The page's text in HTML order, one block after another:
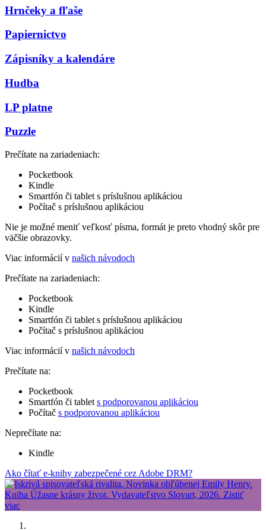
Hrnčeky a fľaše
Papiernictvo
Zápisníky a kalendáre
Hudba
LP platne
Puzzle
Prečítate na zariadeniach:
Pocketbook
Kindle
Smartfón či tablet s príslušnou aplikáciou
Počítač s príslušnou aplikáciou
Nie je možné meniť veľkosť písma, formát je preto vhodný skôr pre
väčšie obrazovky.
Viac informácií v našich návodoch
Prečítate na zariadeniach:
Pocketbook
Kindle
Smartfón či tablet s príslušnou aplikáciou
Počítač s príslušnou aplikáciou
Viac informácií v našich návodoch
Prečítate na:
Pocketbook
Smartfón či tablet s podporovanou aplikáciou
Počítač s podporovanou aplikáciou
Neprečítate na:
Kindle
Ako čítať e-knihy zabezpečené cez Adobe DRM?